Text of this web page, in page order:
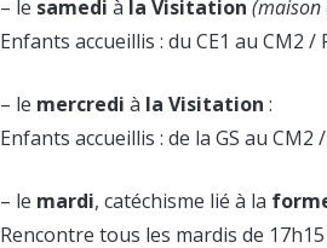
– le samedi à la Visitation (maison
Enfants accueillis : du CE1 au CM2
– le mercredi à la Visitation :
Enfants accueillis : de la GS au
– le mardi, catéchisme lié à la
Rencontre tous les mardis de